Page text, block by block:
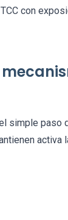
con
simple paso
activa